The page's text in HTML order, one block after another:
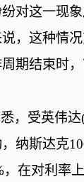
对这一现
，这种情
期结束时
，受英伟
纳斯达克
，在对利率